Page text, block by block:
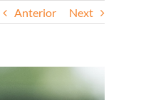
Anterior Next